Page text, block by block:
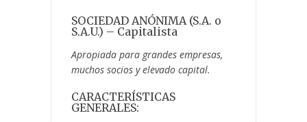
SOCIEDAD ANÓNIMA (S.A. o
S.A.U.) – Capitalista
Apropiada para grandes empresas,
muchos socios y elevado capital.
CARACTERÍSTICAS
GENERALES: